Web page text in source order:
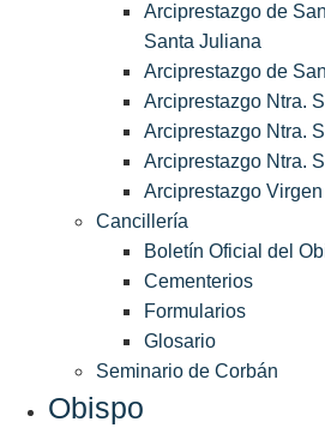
Arciprestazgo de
Santa Juliana
Arciprestazgo de
Arciprestazgo Ntra.
Arciprestazgo Ntra.
Arciprestazgo Ntra.
Arciprestazgo
Cancillería
Boletín Oficial del
Cementerios
Formularios
Glosario
Seminario de Corbán
Obispo